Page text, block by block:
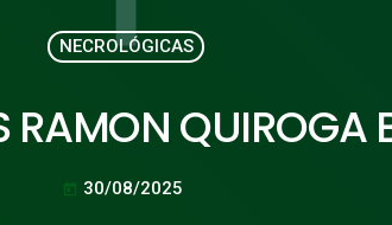
NECROLÓGICAS
QUIROGA
today 30/08/2025